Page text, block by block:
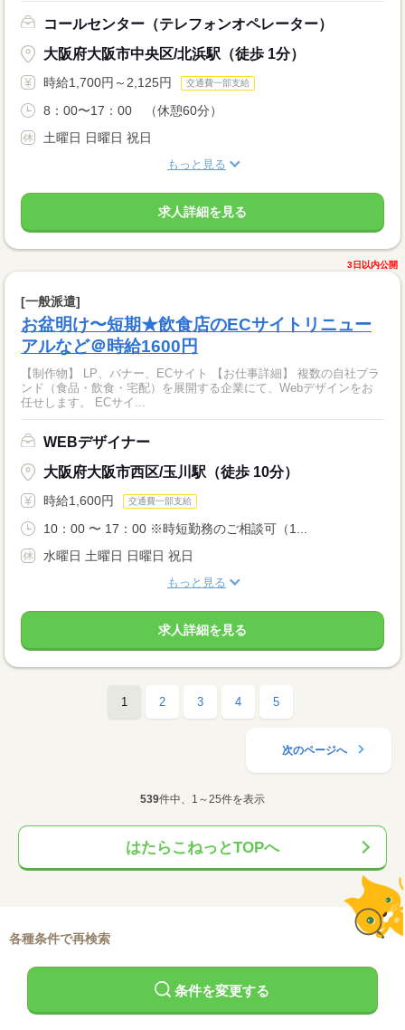
コールセンター（テレフォンオペレーター）
大阪府大阪市中央区/北浜駅（徒歩 1分）
時給1,700円～2,125円 交通費一部支給
8：00〜17：00 （休憩60分）
土曜日 日曜日 祝日
もっと見る
求人詳細を見る
3日以内公開
[一般派遣]
お盆明け〜短期★飲食店のECサイトリニュー
アルなど＠時給1600円
【制作物】 LP、バナー、ECサイト 【お仕事詳細】 複数の自社ブラ
ンド（食品・飲食・宅配）を展開する企業にて、Webデザインをお
任せします。 ECサイ...
WEBデザイナー
大阪府大阪市西区/玉川駅（徒歩 10分）
時給1,600円 交通費一部支給
10：00 〜 17：00 ※時短勤務のご相談可（1...
水曜日 土曜日 日曜日 祝日
もっと見る
求人詳細を見る
1 2 3 4 5
次のページへ
539件中、1～25件を表示
はたらこねっとTOPへ
各種条件で再検索
条件を変更する